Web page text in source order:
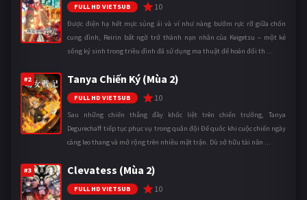
FULL HD VIETSUB 10
Được điện hạ hết mực sủng ái và ví như nàng bướm rực rỡ giữa chốn
cung đình, Reirin bất ngờ trở thành nạn nhân của Keigetsu – một kẻ
sống ký sinh trong triều đình đã sử dụng ma thuật để hoán đổi th ...
#2 Tanya Chiến Ký (Mùa 2)
FULL HD VIETSUB 10
Sau những chiến thắng đầy khốc liệt trên chiến trường, Tanya
Degurechaff tiếp tục phục vụ trong quân đội Đế quốc khi cuộc chiến ngày
càng leo thang và mở rộng trên nhiều mặt trận. Dù sở hữu tài năn ...
#3 Clevatess (Mùa 2)
FULL HD VIETSUB 10